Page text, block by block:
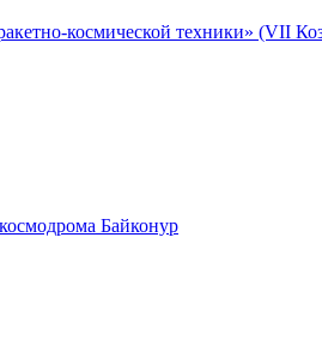
космической техники» (VII
Байконур